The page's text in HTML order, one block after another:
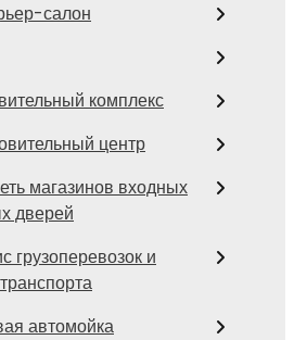
салон
комплекс
центр
магазинов входных
дверей
грузоперевозок и
автомойка